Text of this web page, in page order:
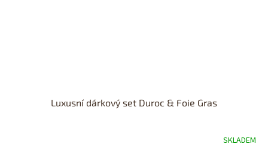
Luxusní dárkový set Duroc & Foie Gras
SKLADEM